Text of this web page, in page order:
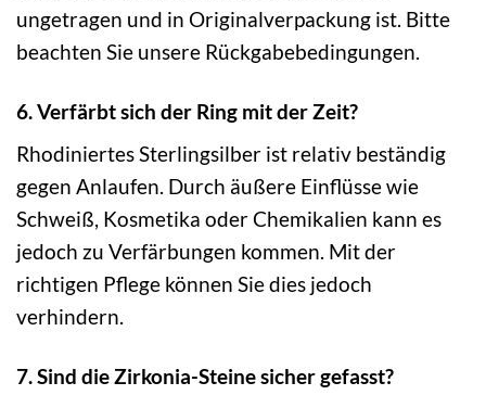
ungetragen und in Originalverpackung ist. Bitte
beachten Sie unsere Rückgabebedingungen.
6. Verfärbt sich der Ring mit der Zeit?
Rhodiniertes Sterlingsilber ist relativ beständig
gegen Anlaufen. Durch äußere Einflüsse wie
Schweiß, Kosmetika oder Chemikalien kann es
jedoch zu Verfärbungen kommen. Mit der
richtigen Pflege können Sie dies jedoch
verhindern.
7. Sind die Zirkonia-Steine sicher gefasst?